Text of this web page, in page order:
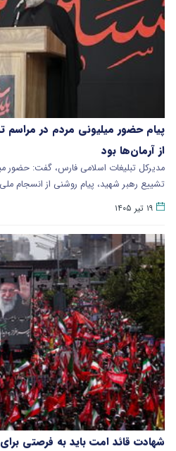
پیام حضور میلیونی مردم در
از آرمان‌ها بود
مدیرکل تبلیغات اسلامی فارس، گفت: حضور
تشییع رهبر شهید، پیام روشنی از انسجام
۱۹ تیر ۱۴۰۵
شهادت قائد امت باید به فرصتی